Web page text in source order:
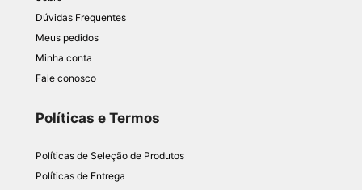
Dúvidas Frequentes
Meus pedidos
Minha conta
Fale conosco
Políticas e Termos
Políticas de Seleção de Produtos
Políticas de Entrega